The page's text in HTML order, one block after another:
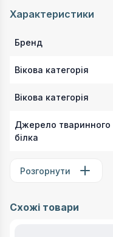
Характеристики
Бренд
Вікова категорія
Вікова категорія
Джерело тваринного
білка
Розгорнути
Схожі товари